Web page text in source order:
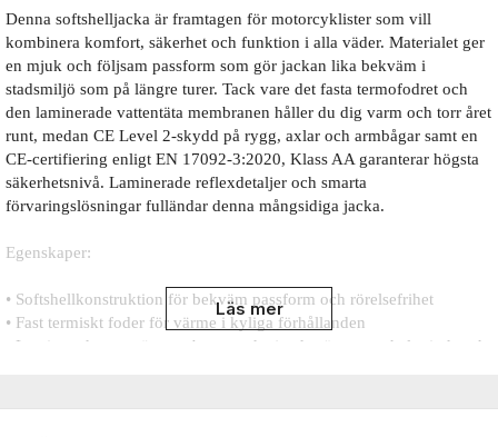
Denna softshelljacka är framtagen för motorcyklister som vill
kombinera komfort, säkerhet och funktion i alla väder. Materialet ger
en mjuk och följsam passform som gör jackan lika bekväm i
stadsmiljö som på längre turer. Tack vare det fasta termofodret och
den laminerade vattentäta membranen håller du dig varm och torr året
runt, medan CE Level 2-skydd på rygg, axlar och armbågar samt en
CE-certifiering enligt EN 17092-3:2020, Klass AA garanterar högsta
säkerhetsnivå. Laminerade reflexdetaljer och smarta
förvaringslösningar fulländar denna mångsidiga jacka.
Egenskaper:
• Softshellkonstruktion för bekväm passform och rörelsefrihet
• Fast termiskt foder för värme i kyliga förhållanden
• Laminerad vattentät membran med tejpade sömmar – helt vind- och
Läs mer